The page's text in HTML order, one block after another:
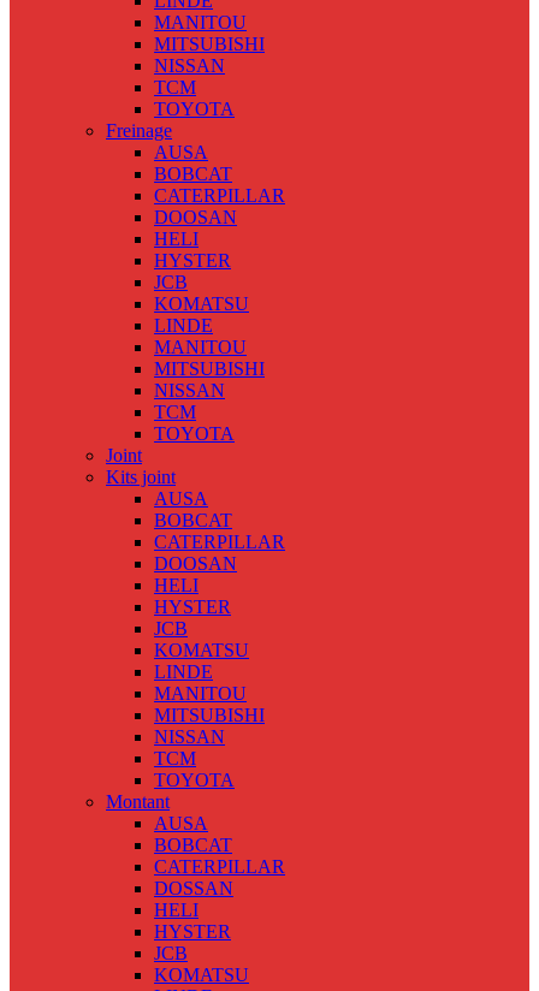
MANITOU
MITSUBISHI
NISSAN
TCM
TOYOTA
Freinage
AUSA
BOBCAT
CATERPILLAR
DOOSAN
HELI
HYSTER
JCB
KOMATSU
LINDE
MANITOU
MITSUBISHI
NISSAN
TCM
TOYOTA
Joint
Kits joint
AUSA
BOBCAT
CATERPILLAR
DOOSAN
HELI
HYSTER
JCB
KOMATSU
LINDE
MANITOU
MITSUBISHI
NISSAN
TCM
TOYOTA
Montant
AUSA
BOBCAT
CATERPILLAR
DOSSAN
HELI
HYSTER
JCB
KOMATSU